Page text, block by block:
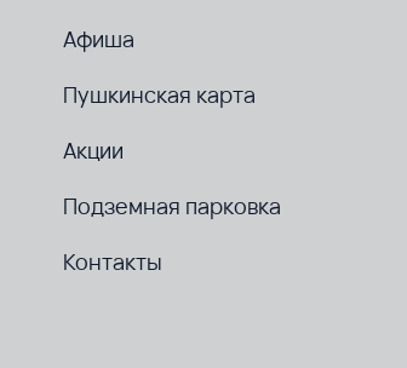
Афиша
Пушкинская карта
Акции
Подземная парковка
Контакты